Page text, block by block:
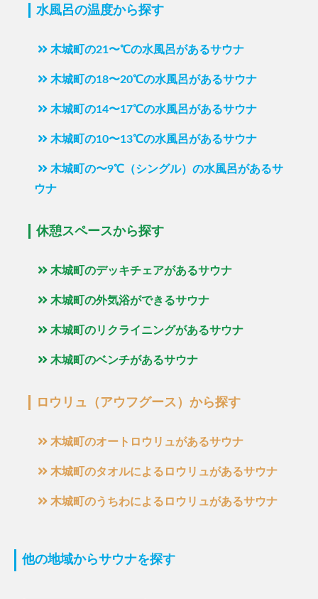
水風呂の温度から探す
木城町の21〜℃の水風呂があるサウナ
木城町の18〜20℃の水風呂があるサウナ
木城町の14〜17℃の水風呂があるサウナ
木城町の10〜13℃の水風呂があるサウナ
木城町の〜9℃（シングル）の水風呂があるサ
ウナ
休憩スペースから探す
木城町のデッキチェアがあるサウナ
木城町の外気浴ができるサウナ
木城町のリクライニングがあるサウナ
木城町のベンチがあるサウナ
ロウリュ（アウフグース）から探す
木城町のオートロウリュがあるサウナ
木城町のタオルによるロウリュがあるサウナ
木城町のうちわによるロウリュがあるサウナ
他の地域からサウナを探す